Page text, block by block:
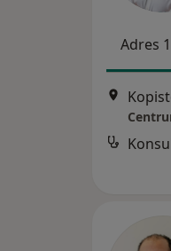
Adres 1